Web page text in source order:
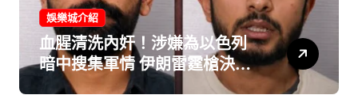
娛樂城介紹
血腥清洗內奸！涉嫌為以色列
暗中搜集軍情 伊朗雷霆槍決2
名死囚！